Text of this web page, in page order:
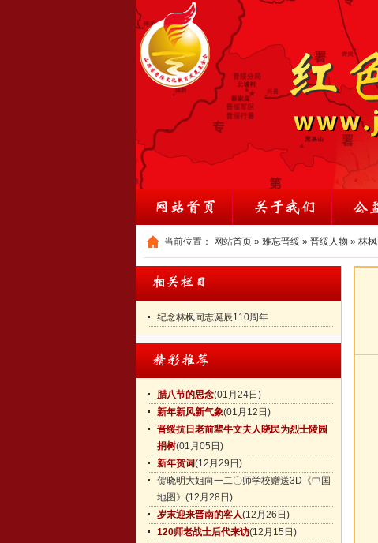
当前位置： 网站首页 » 难忘晋绥 » 晋绥人物 » 林枫
纪念林枫同志诞辰110周年
腊八节的思念(01月24日)
新年新风新气象(01月12日)
晋绥抗日老前辈牛文夫人晓民为烈士陵园
捐树(01月05日)
新年贺词(12月29日)
贺晓明大姐向一二〇师学校赠送3D《中国
地图》 (12月28日)
岁末迎来晋南的客人(12月26日)
120师老战士后代来访(12月15日)